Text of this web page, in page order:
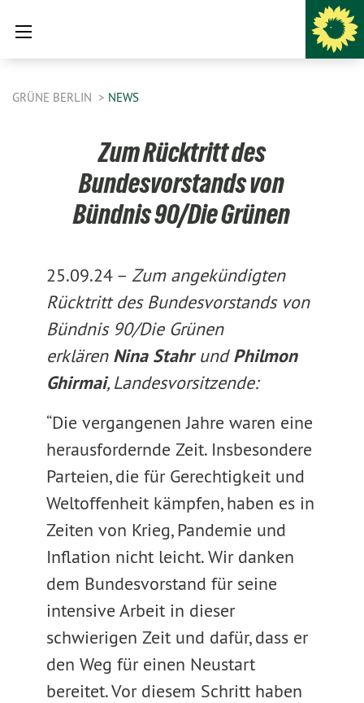
GRÜNE BERLIN NEWS
Zum Rücktritt des
Bundesvorstands von
Bündnis 90/Die Grünen
25.09.24 – Zum angekündigten
Rücktritt des Bundesvorstands von
Bündnis 90/Die Grünen
erklären Nina StahrundPhilmon
Ghirmai, Landesvorsitzende:
“Die vergangenen Jahre waren eine
herausfordernde Zeit. Insbesondere
Parteien, die für Gerechtigkeit und
Weltoffenheit kämpfen, haben es in
Zeiten von Krieg, Pandemie und
Inflation nicht leicht. Wir danken
dem Bundesvorstand für seine
intensive Arbeit in dieser
schwierigen Zeit und dafür, dass er
den Weg für einen Neustart
bereitet. Vor diesem Schritt haben